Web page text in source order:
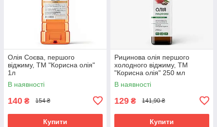
Олія Соєва, першого
віджиму, ТМ "Корисна олія"
1л
В наявності
140 ₴ 154 ₴
Купити
Рицинова олія першого
холодного віджиму, ТМ
"Корисна олія" 250 мл
В наявності
129 ₴ 141,90 ₴
Купити